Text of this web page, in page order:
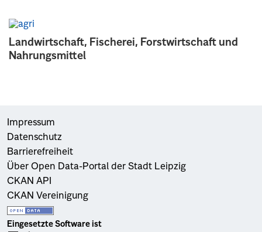
Landwirtschaft, Fischerei, Forstwirtschaft und
Nahrungsmittel
Impressum
Datenschutz
Barrierefreiheit
Über Open Data-Portal der Stadt Leipzig
CKAN API
CKAN Vereinigung
Eingesetzte Software ist